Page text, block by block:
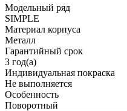
Модельный ряд
SIMPLE
Материал корпуса
Металл
Гарантийный срок
3 год(а)
Индивидуальная покраска
Не выполняется
Особенность
Поворотный